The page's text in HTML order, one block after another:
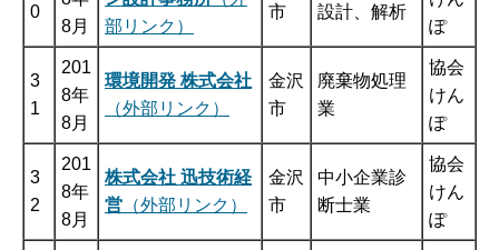
0
8月
部リンク）
市 設計、解析
ぽ
3
1
201
8年
8月
環境開発 株式会社
（外部リンク）
金沢
市
廃棄物処理
業
協会
けん
ぽ
3
2
201
8年
8月
株式会社 迅技術経
営 （外部リンク）
金沢
市
中小企業診
断士業
協会
けん
ぽ